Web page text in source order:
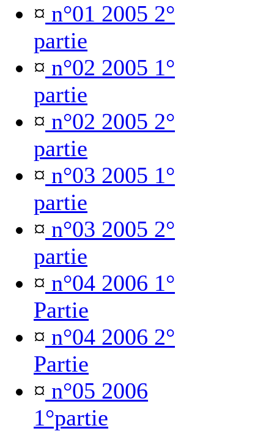
¤ n°01 2005 2°
partie
¤ n°02 2005 1°
partie
¤ n°02 2005 2°
partie
¤ n°03 2005 1°
partie
¤ n°03 2005 2°
partie
¤ n°04 2006 1°
Partie
¤ n°04 2006 2°
Partie
¤ n°05 2006
1°partie